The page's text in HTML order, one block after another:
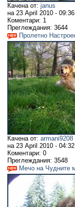
Качена от: janus
на 23 April 2010 -
Коментари: 1
Преглеждания: 3644
Пролетно
Качена от: armani9208
на 23 April 2010 -
Коментари: 0
Преглеждания: 3548
Meчо на Чудните